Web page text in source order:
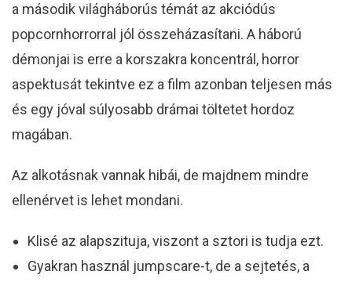
a második világháborús témát az akciódús
popcornhorrorral jól összeházasítani. A háború
démonjai is erre a korszakra koncentrál, horror
aspektusát tekintve ez a film azonban teljesen más
és egy jóval súlyosabb drámai töltetet hordoz
magában.
Az alkotásnak vannak hibái, de majdnem mindre
ellenérvet is lehet mondani.
Klisé az alapszituja, viszont a sztori is tudja ezt.
Gyakran használ jumpscare-t, de a sejtetés, a